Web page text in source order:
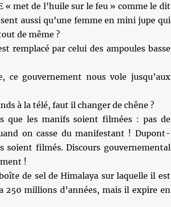
« met de l’huile sur le feu » comme le dit
aussi qu’une femme en mini jupe qui
de même ?
remplacé par celui des ampoules basse
ce gouvernement nous vole jusqu’aux
à la télé, faut il changer de chêne ?
que les manifs soient filmées : pas de
on casse du manifestant ! Dupont-
soient filmés. Discours gouvernemental
!
de sel de Himalaya sur laquelle il est
250 millions d’années, mais il expire en